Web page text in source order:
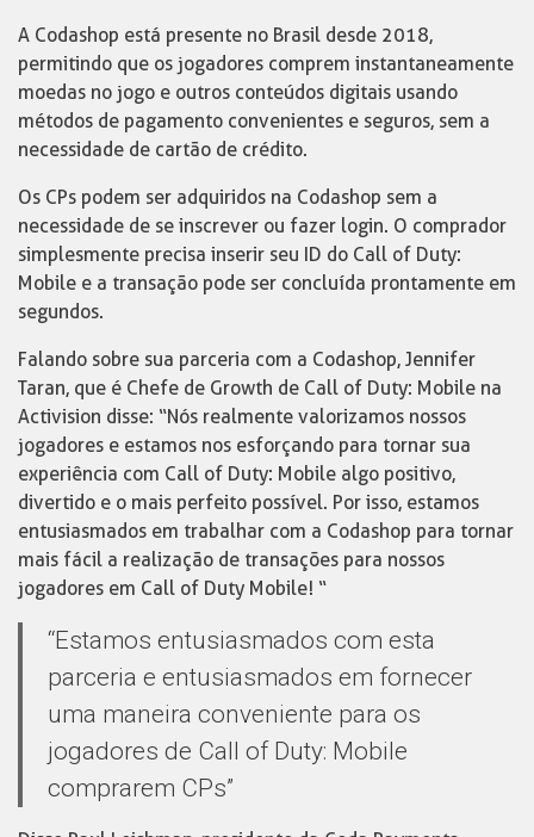
A Codashop está presente no Brasil desde 2018,
permitindo que os jogadores comprem instantaneamente
moedas no jogo e outros conteúdos digitais usando
métodos de pagamento convenientes e seguros, sem a
necessidade de cartão de crédito.
Os CPs podem ser adquiridos na Codashop sem a
necessidade de se inscrever ou fazer login. O comprador
simplesmente precisa inserir seu ID do Call of Duty:
Mobile e a transação pode ser concluída prontamente em
segundos.
Falando sobre sua parceria com a Codashop, Jennifer
Taran, que é Chefe de Growth de Call of Duty: Mobile na
Activision disse: “Nós realmente valorizamos nossos
jogadores e estamos nos esforçando para tornar sua
experiência com Call of Duty: Mobile algo positivo,
divertido e o mais perfeito possível. Por isso, estamos
entusiasmados em trabalhar com a Codashop para tornar
mais fácil a realização de transações para nossos
jogadores em Call of Duty Mobile! “
“Estamos entusiasmados com esta
parceria e entusiasmados em fornecer
uma maneira conveniente para os
jogadores de Call of Duty: Mobile
comprarem CPs”